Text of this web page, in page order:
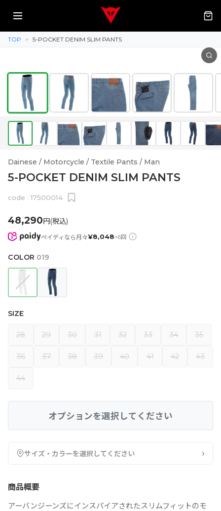
TOP > 5-POCKET DENIM SLIM PANTS
Dainese / Motorcycle / Textile Pants / Man
5-POCKET DENIM SLIM PANTS
code : 17500014
48,290円(税込)
ペイディなら月々¥8,048×6回
COLOR 019
SIZE
28 29 30 31 32 33 34 35
36 37 38 39 40 41 42 43
44
オプションを選択してください
サイズ・カラーを選択してください ›
商品概要
アーバンジーンズにインスパイアされたスリムフィットのモ